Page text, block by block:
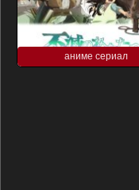
аниме сериал